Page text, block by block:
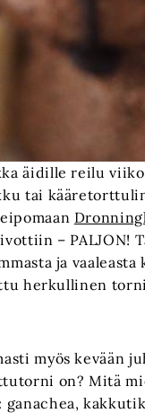
äidille reilu
tai
– PALJON!
ja
herkullinen
myös kevään
on? Mitä